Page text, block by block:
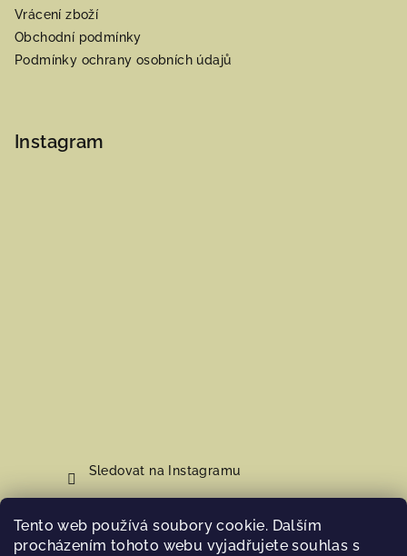
Tento web používá soubory cookie. Dalším
procházením tohoto webu vyjadřujete souhlas s
Vrácení zboží
Obchodní podmínky
Podmínky ochrany osobních údajů
Instagram
Sledovat na Instagramu
Nákupní košík